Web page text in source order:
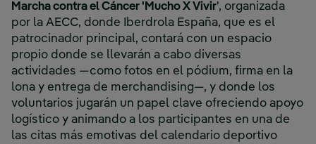
Marcha contra el Cáncer 'Mucho X Vivir', organizada
por la AECC, donde Iberdrola España, que es el
patrocinador principal, contará con un espacio
propio donde se llevarán a cabo diversas
actividades —como fotos en el pódium, firma en la
lona y entrega de merchandising—, y donde los
voluntarios jugarán un papel clave ofreciendo apoyo
logístico y animando a los participantes en una de
las citas más emotivas del calendario deportivo